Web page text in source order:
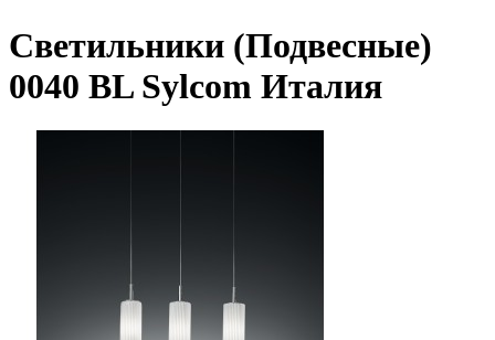
Светильники (Подвесные)
0040 BL Sylcom Италия